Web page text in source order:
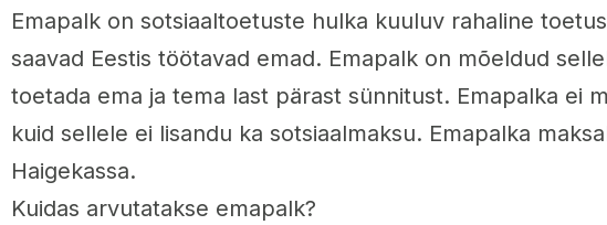
Emapalk on sotsiaaltoetuste hulka kuuluv rahaline
saavad Eestis töötavad emad. Emapalk on mõeldud
toetada ema ja tema last pärast sünnitust. Emapalka ei
kuid sellele ei lisandu ka sotsiaalmaksu. Emapalka
Haigekassa.
Kuidas arvutatakse emapalk?